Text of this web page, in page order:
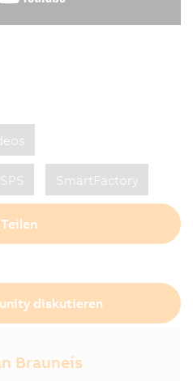
SPS SmartFactory
Teilen
diskutieren
Brauneis